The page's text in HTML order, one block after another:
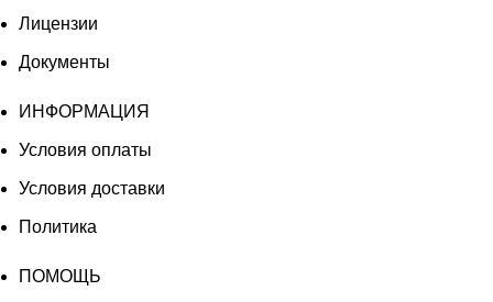
Лицензии
Документы
ИНФОРМАЦИЯ
Условия оплаты
Условия доставки
Политика
ПОМОЩЬ